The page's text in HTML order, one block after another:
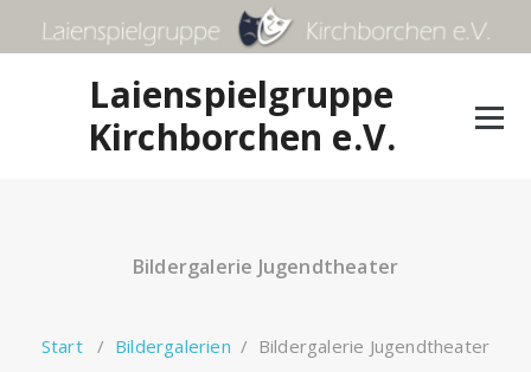
springen
Laienspielgruppe
Kirchborchen e.V.
Bildergalerie Jugendtheater
Start/ Bildergalerien / Bildergalerie Jugendtheater